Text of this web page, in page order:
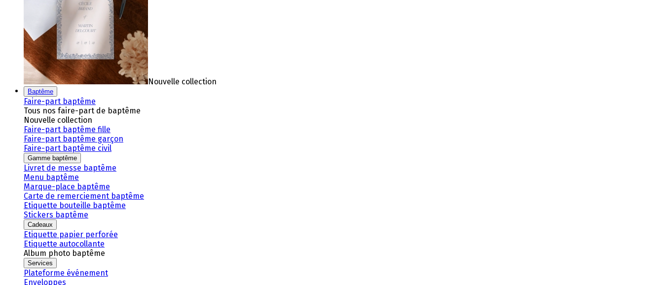
Nouvelle collection
Baptême
Faire-part baptême
Tous nos faire-part de baptême
Nouvelle collection
Faire-part baptême fille
Faire-part baptême garçon
Faire-part baptême civil
Gamme baptême
Livret de messe baptême
Menu baptême
Marque-place baptême
Carte de remerciement baptême
Etiquette bouteille baptême
Stickers baptême
Cadeaux
Etiquette papier perforée
Etiquette autocollante
Album photo baptême
Services
Plateforme événement
Enveloppes